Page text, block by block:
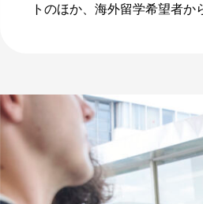
トのほか、海外留学希望者